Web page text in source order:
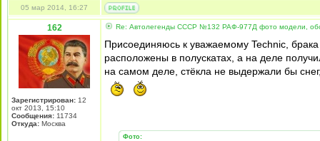
05 мар 2014, 16:27
162
Зарегистрирован: 12
окт 2013, 15:10
Сообщения: 11734
Откуда: Москва
Re: Автолегенды СССР №132 РАФ-977Д фото модели,
Присоединяюсь к уважаемому Technic,
расположены в полускатах, а на деле
на самом деле, стёкла не выдержали бы
Фото: